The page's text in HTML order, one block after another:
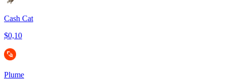
Cash Cat
$0,10
Plume